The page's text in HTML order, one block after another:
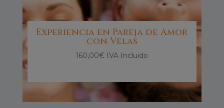
Experiencia en Pareja de Amor
con Velas
160,00€ IVA Incluido